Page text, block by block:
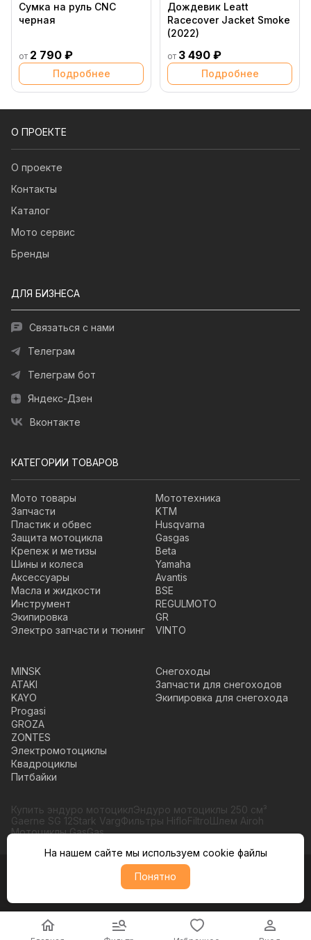
Сумка на руль CNC
черная
от 2 790 ₽
Подробнее
Дождевик Leatt
Racecover Jacket Smoke
(2022)
от 3 490 ₽
Подробнее
О ПРОЕКТЕ
О проекте
Контакты
Каталог
Мото сервис
Бренды
ДЛЯ БИЗНЕСА
Связаться с нами
Телеграм
Телеграм бот
Яндекс-Дзен
Вконтакте
КАТЕГОРИИ ТОВАРОВ
Мото товары
Запчасти
Пластик и обвес
Защита мотоцикла
Крепеж и метизы
Шины и колеса
Аксессуары
Масла и жидкости
Инструмент
Экипировка
Электро запчасти и тюнинг
Мототехника
KTM
Husqvarna
Gasgas
Beta
Yamaha
Avantis
BSE
REGULMOTO
GR
VINTO
MINSK
ATAKI
KAYO
Progasi
GROZA
ZONTES
Электромотоциклы
Квадроциклы
Питбайки
Снегоходы
Запчасти для снегоходов
Экипировка для снегохода
Купить эндуро мотоциклЭндуро мотоциклы 250 см³
Gaerne SG 12Stark VargФильтры HifloFiltroШлем Airoh
Мотоциклы GasGas
© Moto365, Все права защищены
Политика обратботки персональных данных
На нашем сайте мы используем cookie файлы
Понятно